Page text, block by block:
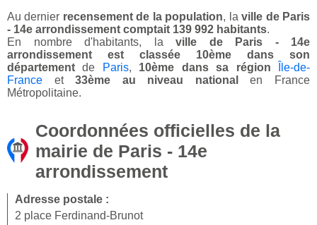
Au dernier recensement de la population, laville de Paris
- 14e arrondissement comptait 139 992 habitants.
En nombre d'habitants, la ville de Paris - 14e
arrondissement est classée 10ème dans son
département de Paris, 10ème dans sa région
Île-de-
France et33ème au niveau national
en France
Métropolitaine.
Coordonnées officielles de la
mairie de Paris - 14e
arrondissement
Adresse postale :
2 place Ferdinand-Brunot